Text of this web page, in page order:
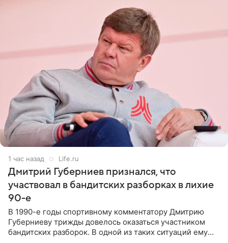
1 час назад Life.ru
Дмитрий Губерниев признался, что
участвовал в бандитских разборках в лихие
90-е
В 1990-е годы спортивному комментатору Дмитрию
Губерниеву трижды довелось оказаться участником
бандитских разборок. В одной из таких ситуаций ему